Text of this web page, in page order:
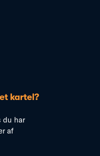
kartel?
du har
af